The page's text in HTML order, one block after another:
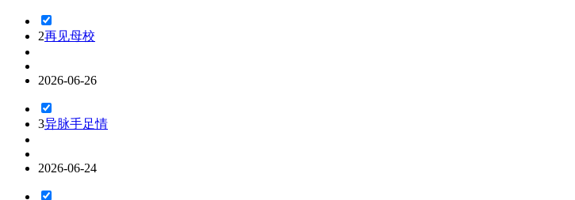
2再见母校
2026-06-26
3异脉手足情
2026-06-24